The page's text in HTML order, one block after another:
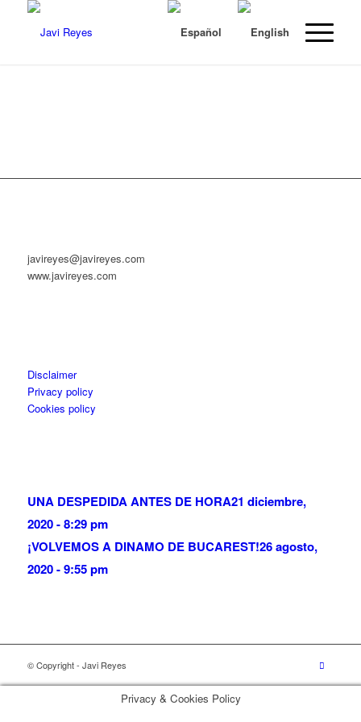
javireyes@javireyes.com
www.javireyes.com
Disclaimer
Privacy policy
Cookies policy
UNA DESPEDIDA ANTES DE HORA21 diciembre,
2020 - 8:29 pm
¡VOLVEMOS A DINAMO DE BUCAREST!26 agosto,
2020 - 9:55 pm
© Copyright - Javi Reyes
Privacy & Cookies Policy